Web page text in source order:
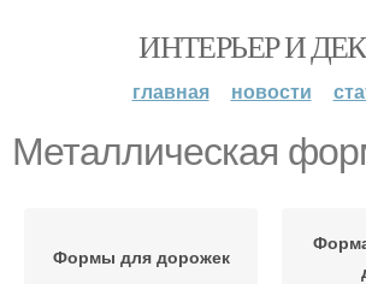
ИНТЕРЬЕР И
главная новости
Металлическая
Формы для дорожек